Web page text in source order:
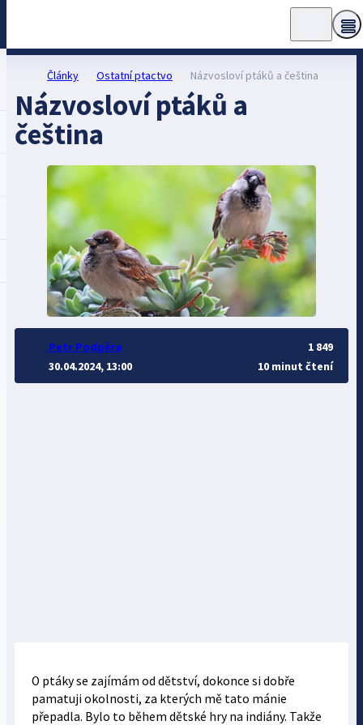
Články Ostatní ptactvo Názvosloví ptáků a čeština
Názvosloví ptáků a
čeština
Petr Podpěra
30.04.2024, 13:00
1 849
10 minut čtení
O ptáky se zajímám od dětství, dokonce si dobře
pamatuji okolnosti, za kterých mě tato mánie
přepadla. Bylo to během dětské hry na indiány. Takže